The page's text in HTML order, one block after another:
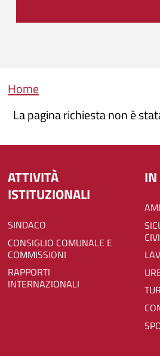
Briciole di pane
Home
La pagina richiesta non è
ATTIVITÀ
ISTITUZIONALI
SINDACO
CONSIGLIO COMUNALE E
COMMISSIONI
RAPPORTI
INTERNAZIONALI
SICUREZZA E PROTEZIONE